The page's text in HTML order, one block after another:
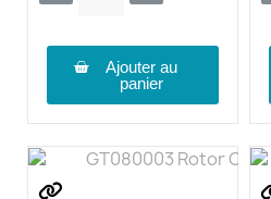
Ajouter au
panier